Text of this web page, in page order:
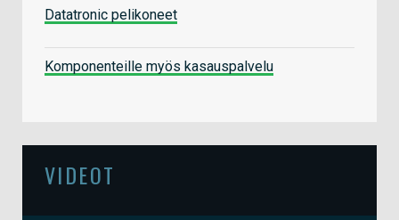
Datatronic pelikoneet
Komponenteille myös kasauspalvelu
VIDEOT